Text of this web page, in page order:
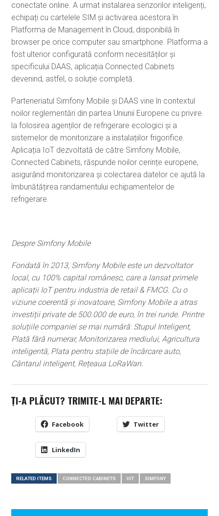
conectate online. A urmat instalarea senzorilor inteligenți,
echipați cu cartelele SIM și activarea acestora în
Platforma de Management în Cloud, disponibilă în
browser pe orice computer sau smartphone. Platforma a
fost ulterior configurată conform necesităților și
specificului DAAS, aplicația Connected Cabinets
devenind, astfel, o soluție completă.
Parteneriatul Simfony Mobile și DAAS vine în contextul
noilor reglementări din partea Uniunii Europene cu privire
la folosirea agenților de refrigerare ecologici și a
sistemelor de monitorizare a instalațiilor frigorifice.
Aplicația IoT dezvoltată de către Simfony Mobile,
Connected Cabinets, răspunde noilor cerințe europene,
asigurând monitorizarea și colectarea datelor ce ajută la
îmbunătățirea randamentului echipamentelor de
refrigerare.
Despre Simfony Mobile
Fondată în 2013, Simfony Mobile este un dezvoltator
local, cu 100% capital românesc, care a lansat primele
aplicații IoT pentru industria de retail & FMCG. Cu o
viziune coerentă și inovatoare, Simfony Mobile a atras
investiții private de 500.000 de euro, în trei runde. Printre
soluțiile companiei se mai numără: Stupul Inteligent,
Plată fără numerar, Monitorizarea mediului, Agricultura
inteligentă, Plata pentru stațiile de încărcare auto,
Cântarul inteligent, Rețeaua LoRaWan.
ȚI-A PLĂCUT? TRIMITE-L MAI DEPARTE:
Facebook Twitter
LinkedIn
RELATED ITEMS CONNECTED CABINETS IOT SIMFONY